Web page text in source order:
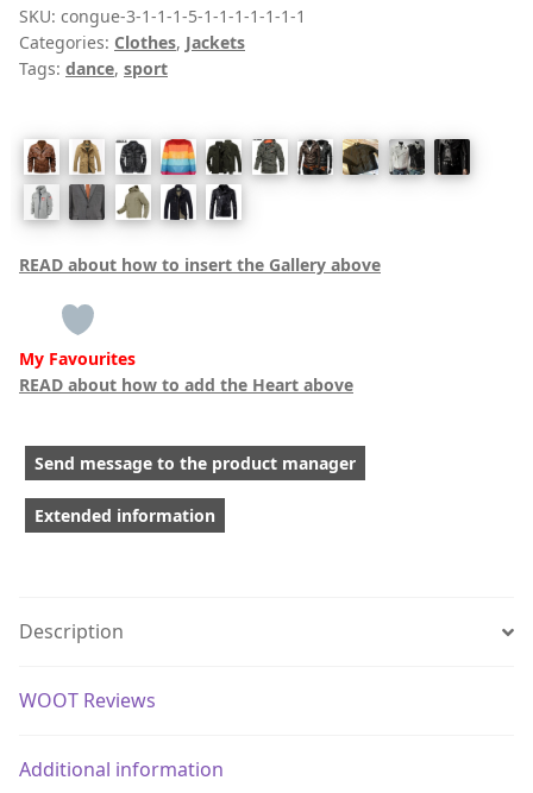
White/Black
quantity
SKU: congue-3-1-1-1-5-1-1-1-1-1-1-1
Categories: Clothes, Jackets
Tags: dance, sport
READ about how to insert the Gallery above
My Favourites
READ about how to add the Heart above
Send message to the product manager
Extended information
Description
WOOT Reviews
Additional information